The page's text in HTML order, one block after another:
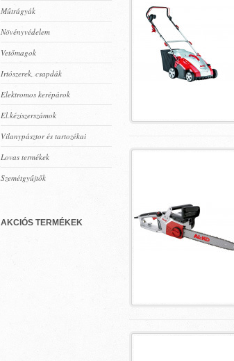
Műtrágyák
Növényvédelem
Vetőmagok
Irtószerek, csapdák
Elektromos kerépárok
El.kéziszerszámok
Vilanypásztor és tartozékai
Lovas termékek
Szemétgyűjtők
AKCIÓS TERMÉKEK